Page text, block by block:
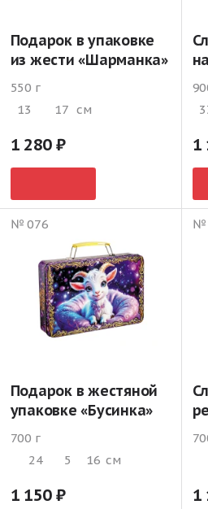
Подарок в упаковке
из жести «Шарманка»
550 г
13
17 см
1 280 1
№ 076
Подарок в жестяной
упаковке «Бусинка»
700 г
24
5 16 см
1 150
№
1